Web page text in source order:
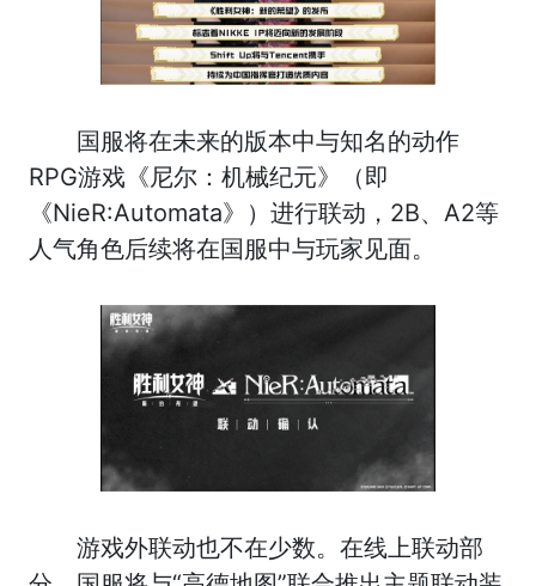
国服将在未来的版本中与知名的动作
RPG游戏《尼尔：机械纪元》（即
《NieR:Automata》）进行联动，2B、A2等
人气角色后续将在国服中与玩家见面。
游戏外联动也不在少数。在线上联动部